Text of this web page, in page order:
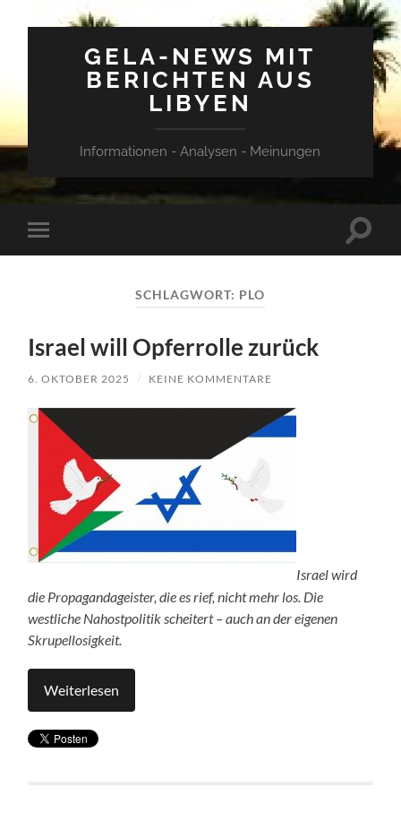
GELA-NEWS MIT
BERICHTEN AUS
LIBYEN
Informationen - Analysen - Meinungen
Mobile-
Menü
SCHLAGWORT: PLO
Israel will Opferrolle zurück
6. OKTOBER 2025 / KEINE KOMMENTARE
Israel wird
die Propagandageister, die es rief, nicht mehr los. Die
westliche Nahostpolitik scheitert – auch an der eigenen
Skrupellosigkeit.
Weiterlesen